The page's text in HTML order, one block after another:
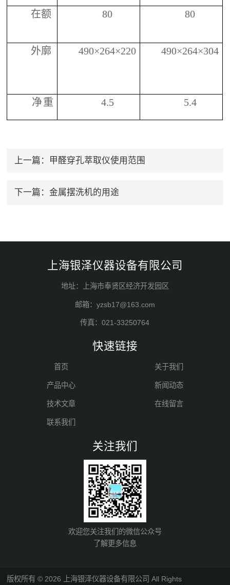
准确度﹪
在额
压力降
80 80
外廓
（mm）
490×264×220 490×264×304
净重
（Kg）
4.5 5.4
上一篇： 甲醛穿孔萃取仪使用范围
下一篇： 金属摆洗机的用途
上海银泽仪器设备有限公司
地址：上海市奉贤区经济开发园区
邮箱：yzsb17@163.com
传真：021-33250764
快速链接
首页 关于我们
产品中心 新闻动态
技术文章 在线留言
联系我们
关注我们
欢迎您关注我们的微信公众号
了解更多信息
版权所有 © 2026 上海银泽仪器设备有限公司 All Rights